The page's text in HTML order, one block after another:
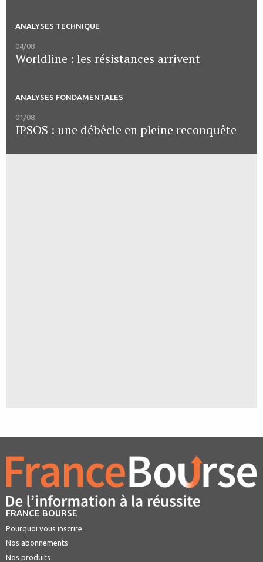
ANALYSES TECHNIQUE
04/08
Worldline : les résistances arrivent
ANALYSES FONDAMENTALES
01/08
IPSOS : une débêcle en pleine reconquête
FRANCE BOURSE
Pourquoi vous inscrire
Nos abonnements
Nos produits